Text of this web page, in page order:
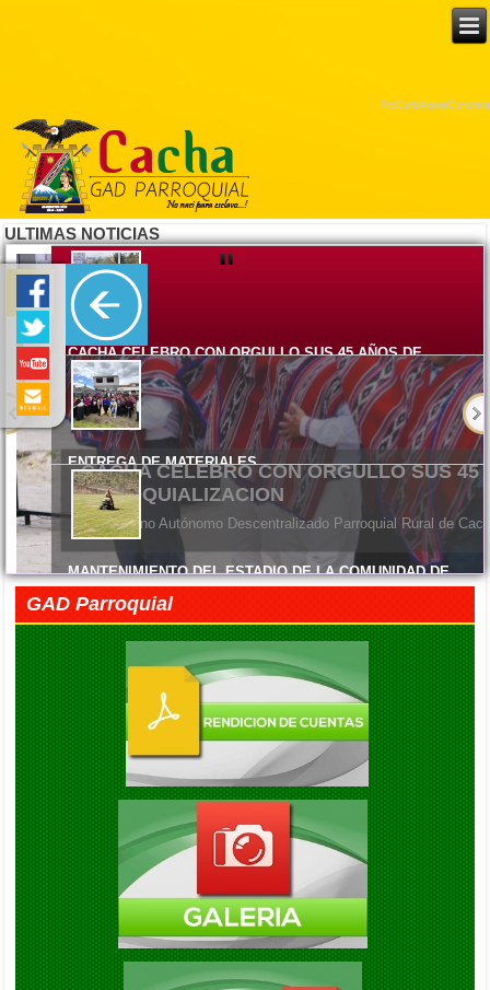
ProCurbAppealConcrete
ULTIMAS NOTICIAS
ENTREGA DE MATERIALES
El Gobierno Autónomo Descentralizado Parroquial Rural de
CACHA CELEBRO CON ORGULLO SUS 45 AÑOS DE
PARROQUIALIZACION
Lunes, 08 Junio 2026 15:17
ENTREGA DE MATERIALES
Viernes, 05 Junio 2026 14:58
MANTENIMIENTO DEL ESTADIO DE LA COMUNIDAD DE
MACHANGARA
Viernes, 05 Junio 2026 14:45
FELIZ DÍA DE LAS MADRES
Viernes, 05 Junio 2026 14:41
EXITO EN LA INAUGURACION DEL CAMPEONATO DE
FUTBOL DIE ESTRELLAS
Viernes, 05 Septiembre 2025 20:08
ENTREGA DE KITS ALIMENTARIOS EN LA COMUNIDAD DE
GAUBUG
Viernes, 05 Septiembre 2025 20:04
GAD Parroquial